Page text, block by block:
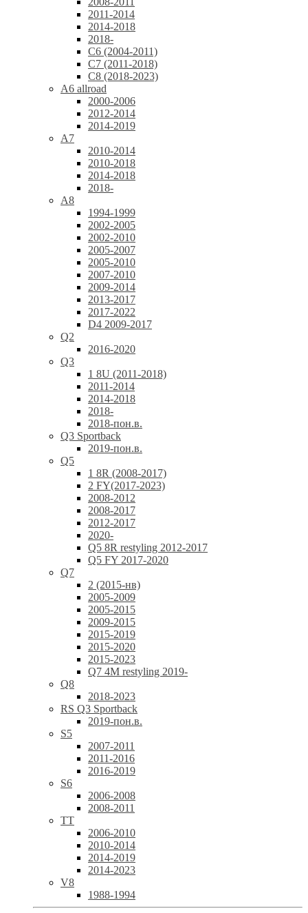
2011-2014
2014-2018
2018-
C6 (2004-2011)
C7 (2011-2018)
C8 (2018-2023)
A6 allroad
2000-2006
2012-2014
2014-2019
A7
2010-2014
2010-2018
2014-2018
2018-
A8
1994-1999
2002-2005
2002-2010
2005-2007
2005-2010
2007-2010
2009-2014
2013-2017
2017-2022
D4 2009-2017
Q2
2016-2020
Q3
1 8U (2011-2018)
2011-2014
2014-2018
2018-
2018-пон.в.
Q3 Sportback
2019-пон.в.
Q5
1 8R (2008-2017)
2 FY(2017-2023)
2008-2012
2008-2017
2012-2017
2020-
Q5 8R restyling 2012-2017
Q5 FY 2017-2020
Q7
2 (2015-нв)
2005-2009
2005-2015
2009-2015
2015-2019
2015-2020
2015-2023
Q7 4M restyling 2019-
Q8
2018-2023
RS Q3 Sportback
2019-пон.в.
S5
2007-2011
2011-2016
2016-2019
S6
2006-2008
2008-2011
TT
2006-2010
2010-2014
2014-2019
2014-2023
V8
1988-1994